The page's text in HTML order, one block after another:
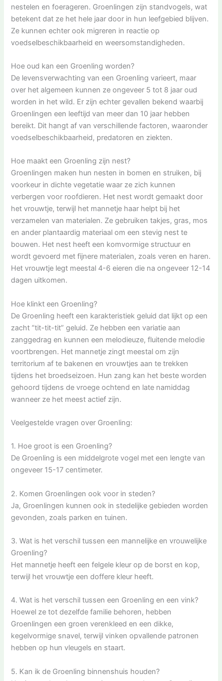
nestelen en foerageren. Groenlingen zijn standvogels, wat
betekent dat ze het hele jaar door in hun leefgebied blijven.
Ze kunnen echter ook migreren in reactie op
voedselbeschikbaarheid en weersomstandigheden.
Hoe oud kan een Groenling worden?
De levensverwachting van een Groenling varieert, maar
over het algemeen kunnen ze ongeveer 5 tot 8 jaar oud
worden in het wild. Er zijn echter gevallen bekend waarbij
Groenlingen een leeftijd van meer dan 10 jaar hebben
bereikt. Dit hangt af van verschillende factoren, waaronder
voedselbeschikbaarheid, predatoren en ziekten.
Hoe maakt een Groenling zijn nest?
Groenlingen maken hun nesten in bomen en struiken, bij
voorkeur in dichte vegetatie waar ze zich kunnen
verbergen voor roofdieren. Het nest wordt gemaakt door
het vrouwtje, terwijl het mannetje haar helpt bij het
verzamelen van materialen. Ze gebruiken takjes, gras, mos
en ander plantaardig materiaal om een stevig nest te
bouwen. Het nest heeft een komvormige structuur en
wordt gevoerd met fijnere materialen, zoals veren en haren.
Het vrouwtje legt meestal 4-6 eieren die na ongeveer 12-14
dagen uitkomen.
Hoe klinkt een Groenling?
De Groenling heeft een karakteristiek geluid dat lijkt op een
zacht “tit-tit-tit” geluid. Ze hebben een variatie aan
zanggedrag en kunnen een melodieuze, fluitende melodie
voortbrengen. Het mannetje zingt meestal om zijn
territorium af te bakenen en vrouwtjes aan te trekken
tijdens het broedseizoen. Hun zang kan het beste worden
gehoord tijdens de vroege ochtend en late namiddag
wanneer ze het meest actief zijn.
Veelgestelde vragen over Groenling:
1. Hoe groot is een Groenling?
De Groenling is een middelgrote vogel met een lengte van
ongeveer 15-17 centimeter.
2. Komen Groenlingen ook voor in steden?
Ja, Groenlingen kunnen ook in stedelijke gebieden worden
gevonden, zoals parken en tuinen.
3. Wat is het verschil tussen een mannelijke en vrouwelijke
Groenling?
Het mannetje heeft een felgele kleur op de borst en kop,
terwijl het vrouwtje een doffere kleur heeft.
4. Wat is het verschil tussen een Groenling en een vink?
Hoewel ze tot dezelfde familie behoren, hebben
Groenlingen een groen verenkleed en een dikke,
kegelvormige snavel, terwijl vinken opvallende patronen
hebben op hun vleugels en staart.
5. Kan ik de Groenling binnenshuis houden?